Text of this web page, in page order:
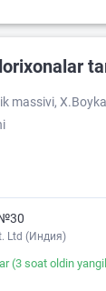
massivi,
XX
Ltd (Индия)
(3 soat oldin